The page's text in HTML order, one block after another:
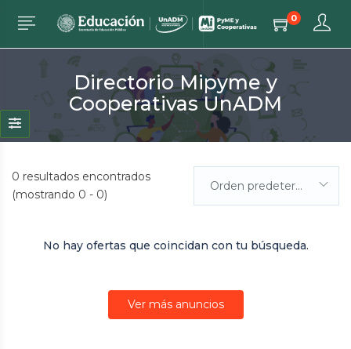
0
Directorio Mipyme y
Cooperativas UnADM
0 resultados encontrados
(mostrando 0 - 0)
Orden predeterminada
No hay ofertas que coincidan con tu búsqueda.
Ver más anuncios